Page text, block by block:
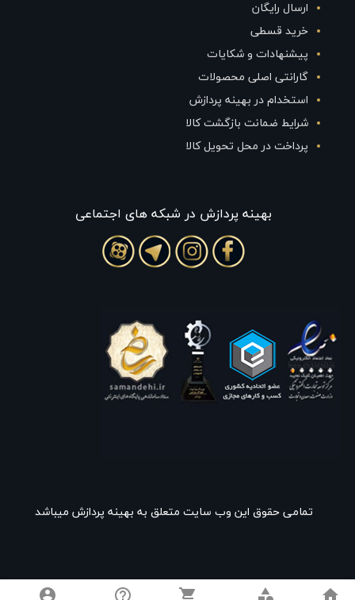
ارسال رایگان
خرید قسطی
پیشنهادات و شکایات
گارانتی اصلی محصولات
استخدام در بهینه پردازش
شرایط ضمانت بازگشت کالا
پرداخت در محل تحویل کالا
بهينه پردازش در شبکه های اجتماعی
تمامی حقوق این وب سایت متعلق به بهینه پردازش میباشد
home
category
shopping_cart
help_outline
account_circle